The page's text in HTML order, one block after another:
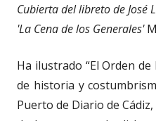
Cubierta del libreto de José
'La Cena de los Generales'
Ha ilustrado “El Orden
de historia y
Puerto de Diario de